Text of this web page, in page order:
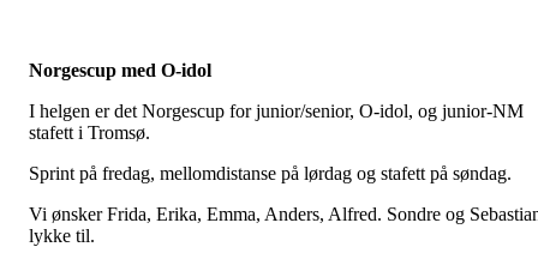
Norgescup med O-idol
I helgen er det Norgescup for junior/senior, O-idol, og junior-NM
stafett i Tromsø.
Sprint på fredag, mellomdistanse på lørdag og stafett på søndag.
Vi ønsker Frida, Erika, Emma, Anders, Alfred. Sondre og
lykke til.